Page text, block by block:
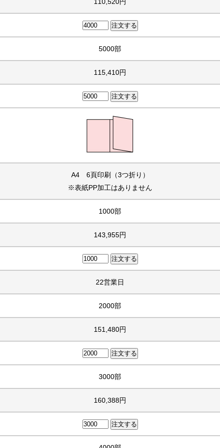
5000部
115,410円
A4 6頁印刷（3つ折り）
※表紙PP加工はありません
1000部
143,955円
22営業日
2000部
151,480円
3000部
160,388円